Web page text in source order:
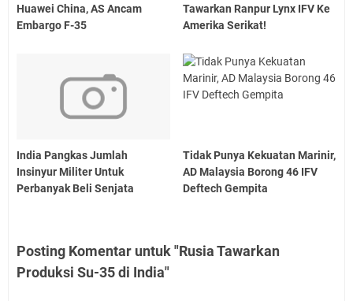
Huawei China, AS Ancam
Embargo F-35
Tawarkan Ranpur Lynx IFV Ke
Amerika Serikat!
India Pangkas Jumlah
Insinyur Militer Untuk
Perbanyak Beli Senjata
Tidak Punya Kekuatan Marinir,
AD Malaysia Borong 46 IFV
Deftech Gempita
Posting Komentar untuk "Rusia Tawarkan
Produksi Su-35 di India"